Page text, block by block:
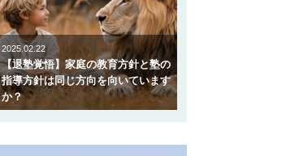
2025.02.22
【退塾覚悟】家庭の教育方針と塾の
指導方針は同じ方向を向いています
か？